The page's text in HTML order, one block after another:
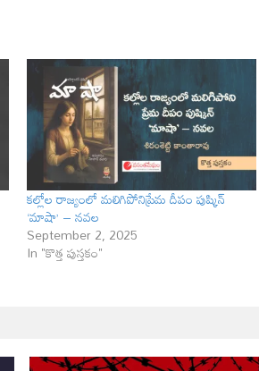
కల్లోల రాజ్యంలో మలిగిపోనిప్రేమ దీపం పుష్కిన్
‘మాషా’ – నవల
September 2, 2025
In "కొత్త పుస్తకం"